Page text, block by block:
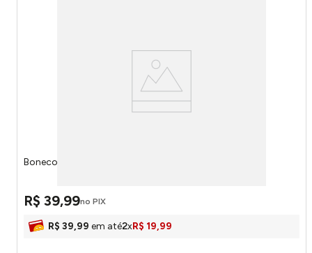
Boneco Groot Marvel 894312 - marvel
R$ 39,99no PIX
R$ 39,99 em até2xR$ 19,99